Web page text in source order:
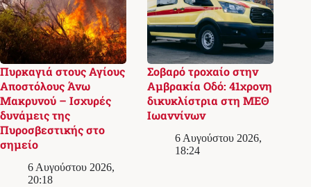
Πυρκαγιά στους Αγίους
Αποστόλους Άνω
Μακρυνού – Ισχυρές
δυνάμεις της
Πυροσβεστικής στο
σημείο
6 Αυγούστου 2026,
20:18
Σοβαρό τροχαίο στην
Αμβρακία Οδό: 41χρονη
δικυκλίστρια στη ΜΕΘ
Ιωαννίνων
6 Αυγούστου 2026,
18:24